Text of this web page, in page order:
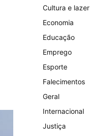
Cultura e lazer
Economia
Educação
Emprego
Esporte
Falecimentos
Geral
Internacional
Justiça